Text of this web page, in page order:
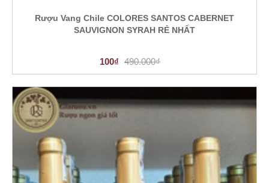
Rượu Vang Chile COLORES SANTOS CABERNET
SAUVIGNON SYRAH RẺ NHẤT
100₫ 490.000₫